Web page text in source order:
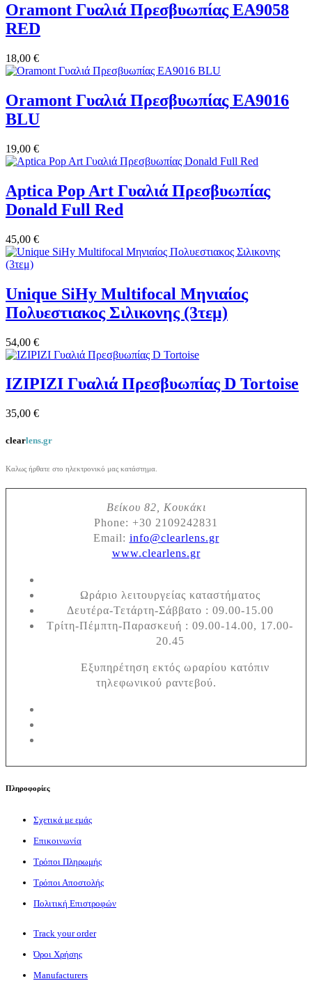
Oramont Γυαλιά Πρεσβυωπίας EA9058
RED
18,00 €
Oramont Γυαλιά Πρεσβυωπίας EA9016
BLU
19,00 €
Aptica Pop Art Γυαλιά Πρεσβυωπίας
Donald Full Red
45,00 €
Unique SiHy Multifocal Μηνιαίος
Πολυεστιακος Σιλικονης (3τεμ)
54,00 €
IZIPIZI Γυαλιά Πρεσβυωπίας D Tortoise
35,00 €
clearlens.gr
Καλως ήρθατε στο ηλεκτρονικό μας κατάστημα.
Βείκου 82, Κουκάκι
Phone: +30 2109242831
Email: info@clearlens.gr
www.clearlens.gr
Ωράριο λειτουργείας καταστήματος
Δευτέρα-Τετάρτη-Σάββατο : 09.00-15.00
Τρίτη-Πέμπτη-Παρασκευή : 09.00-14.00, 17.00-
20.45
Εξυπηρέτηση εκτός ωραρίου κατόπιν
τηλεφωνικού ραντεβού.
Πληροφορίες
Σχετικά με εμάς
Επικοινωνία
Τρόποι Πληρωμής
Τρόποι Αποστολής
Πολιτική Επιστροφών
Track your order
Όροι Χρήσης
Manufacturers